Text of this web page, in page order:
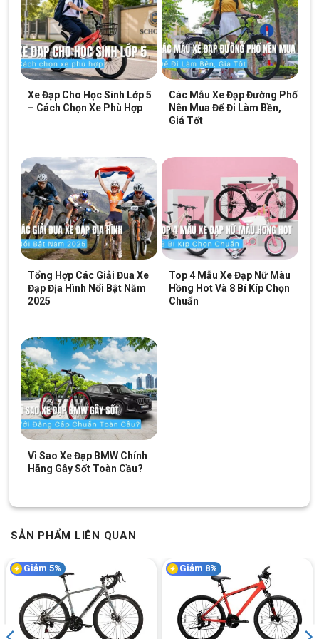
6.100.000₫ 5.390.000₫
Hệ thống phanh đĩa dầu hiện đại
Tính năng an toàn cũng được đề cao trên dòng xe này. Phanh
xe được trang bị 2 phanh đĩa dầu trước và sau. Loại phanh này
được dùng rất phổ biến trên các dòng xe đạp địa hình MTB.
Khi bóp phanh, áp suất sẽ truyền qua chất lỏng phía bên trong
dây phanh xuống heo dầu. Nhờ vào áp suất này lớn nên gây ra
lực làm cho piston di chuyển ép 2 miếng gôm thắng kẹp vào
niềng với lực bóp phanh vừa phải.
nhiều loại thắng khác.
Xe đạp thể thao Fornix M5 Trang bị phuộc trước giảm sóc có
mềm của phuộc phù hợp với từng điều kiện đường đi.
Xe Đạp Cho Học Sinh Lớp 5
– Cách Chọn Xe Phù Hợp
Các Mẫu Xe Đạp Đường Phố
Nên Mua Để Đi Làm Bền,
Giá Tốt
Tổng Hợp Các Giải Đua Xe
Đạp Địa Hình Nổi Bật Năm
2025
Top 4 Mẫu Xe Đạp Nữ Màu
Hồng Hot Và 8 Bí Kíp Chọn
Chuẩn
Vì Sao Xe Đạp BMW Chính
Hãng Gây Sốt Toàn Cầu?
SẢN PHẨM LIÊN QUAN
Giảm 5% Giảm 8%